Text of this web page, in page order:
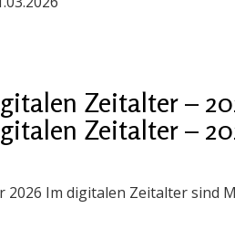
Zeitalter –
Zeitalter –
2026 Im digitalen Zeitalter